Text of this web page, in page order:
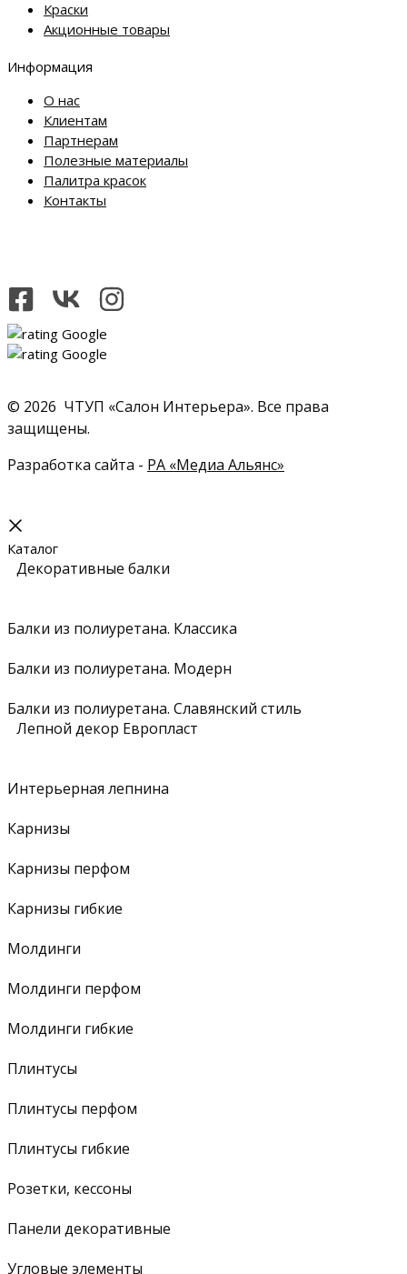
Краски
Акционные товары
Информация
О нас
Клиентам
Партнерам
Полезные материалы
Палитра красок
Контакты
© 2026 ЧТУП «Салон Интерьера». Все права
защищены.
Разработка сайта - РА «Медиа Альянс»
Каталог
Декоративные балки
Балки из полиуретана. Классика
Балки из полиуретана. Модерн
Балки из полиуретана. Славянский стиль
Лепной декор Европласт
Интерьерная лепнина
Карнизы
Карнизы перфом
Карнизы гибкие
Молдинги
Молдинги перфом
Молдинги гибкие
Плинтусы
Плинтусы перфом
Плинтусы гибкие
Розетки, кессоны
Панели декоративные
Угловые элементы